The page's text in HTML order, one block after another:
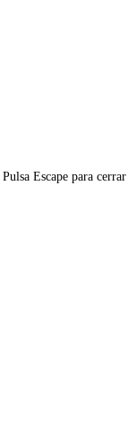
Pulsa Escape para